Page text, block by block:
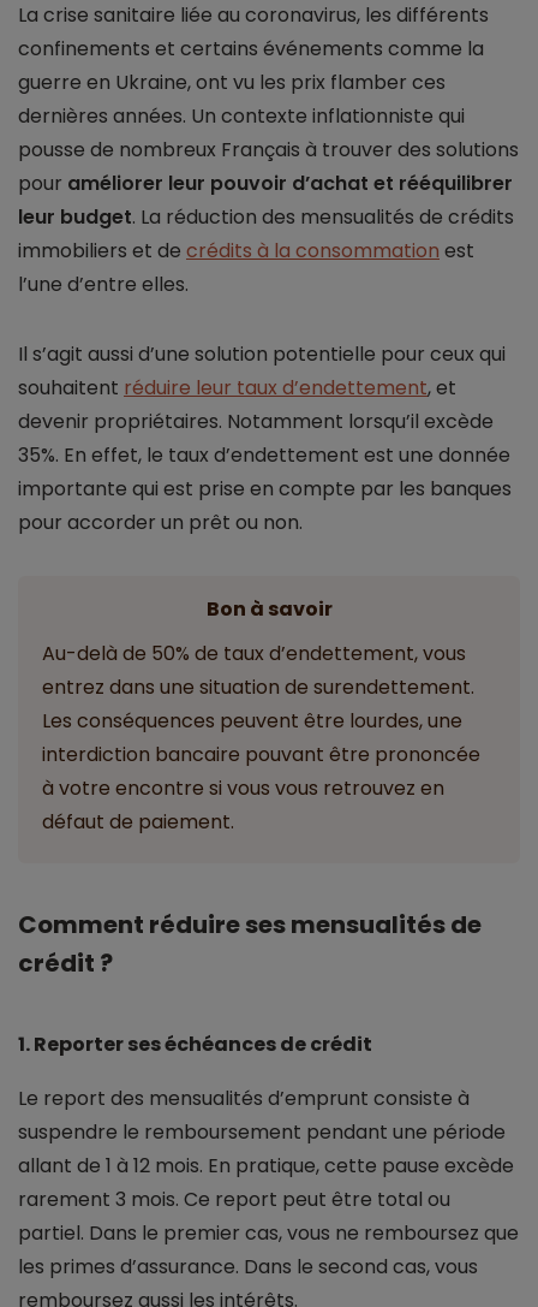
La crise sanitaire liée au coronavirus, les différents
confinements et certains événements comme la
guerre en Ukraine, ont vu les prix flamber ces
dernières années. Un contexte inflationniste qui
pousse de nombreux Français à trouver des solutions
pour améliorer leur pouvoir d’achat et rééquilibrer
leur budget. La réduction des mensualités de crédits
immobiliers et de crédits à la consommation est
l’une d’entre elles.
Il s’agit aussi d’une solution potentielle pour ceux qui
souhaitent réduire leur taux d’endettement, et
devenir propriétaires. Notamment lorsqu’il excède
35%. En effet, le taux d’endettement est une donnée
importante qui est prise en compte par les banques
pour accorder un prêt ou non.
Bon à savoir
Au-delà de 50% de taux d’endettement, vous
entrez dans une situation de surendettement.
Les conséquences peuvent être lourdes, une
interdiction bancaire pouvant être prononcée
à votre encontre si vous vous retrouvez en
défaut de paiement.
Comment réduire ses mensualités de
crédit ?
1. Reporter ses échéances de crédit
Le report des mensualités d’emprunt consiste à
suspendre le remboursement pendant une période
allant de 1 à 12 mois. En pratique, cette pause excède
rarement 3 mois. Ce report peut être total ou
partiel. Dans le premier cas, vous ne remboursez que
les primes d’assurance. Dans le second cas, vous
remboursez aussi les intérêts.